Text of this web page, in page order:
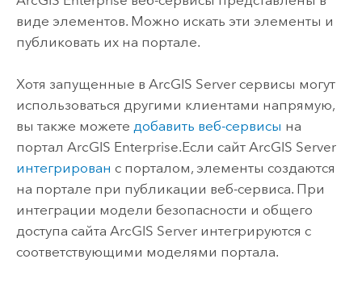
виде элементов. Можно искать эти элементы и
публиковать их на портале.
Хотя запущенные в ArcGIS Serverсервисы могут
использоваться другими клиентами напрямую,
вы также можете добавить веб-сервисы на
портал ArcGIS Enterprise.Если сайт ArcGIS Server
интегрирован с порталом, элементы создаются
на портале при публикации веб-сервиса.При
интеграции модели безопасности и общего
доступа сайта ArcGIS Serverинтегрируются с
соответствующими моделями портала.